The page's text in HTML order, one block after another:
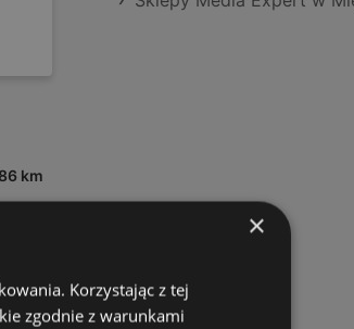
km
×
Korzystając z tej
zgodnie z warunkami